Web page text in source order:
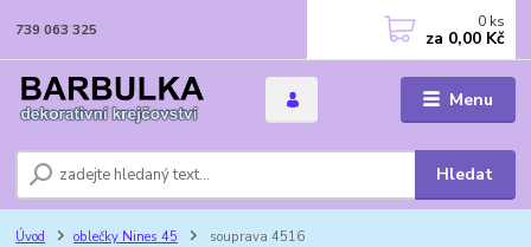
Menu
Hledat
739 063 325 0 ks
za 0,00 Kč
Úvod oblečky Nines 45 souprava 4516